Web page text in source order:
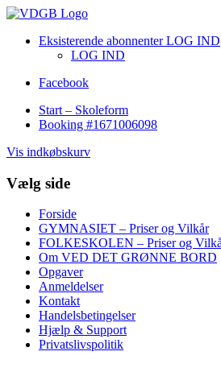
Eksisterende abonnenter LOG IND
LOG IND
Facebook
Start – Skoleform
Booking #1671006098
Vis indkøbskurv
Vælg side
Forside
GYMNASIET – Priser og Vilkår
FOLKESKOLEN – Priser og
Om VED DET GRØNNE BORD
Opgaver
Anmeldelser
Kontakt
Handelsbetingelser
Hjælp & Support
Privatslivspolitik